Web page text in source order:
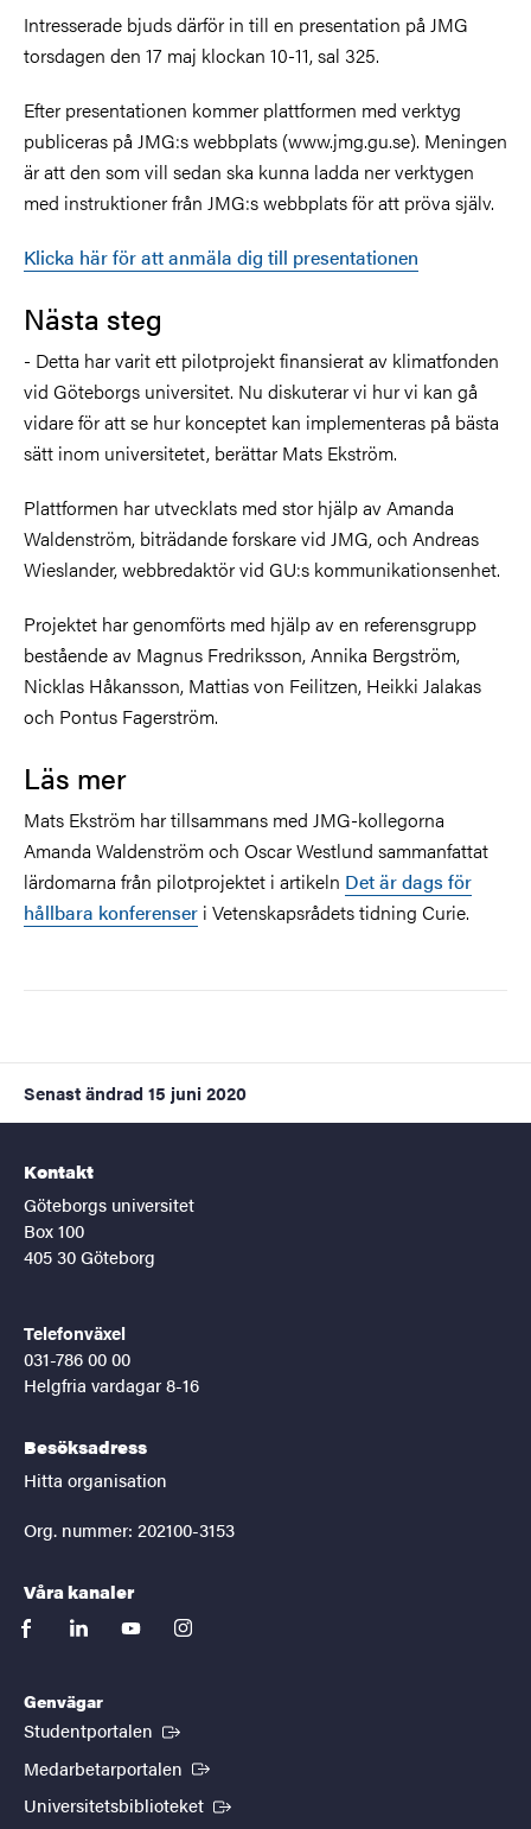
Intresserade bjuds därför in till en presentation på JMG
torsdagen den 17 maj klockan 10-11, sal 325.
Efter presentationen kommer plattformen med verktyg
publiceras på JMG:s webbplats (www.jmg.gu.se). Meningen
är att den som vill sedan ska kunna ladda ner verktygen
med instruktioner från JMG:s webbplats för att pröva själv.
Klicka här för att anmäla dig till presentationen
Nästa steg
- Detta har varit ett pilotprojekt finansierat av klimatfonden
vid Göteborgs universitet. Nu diskuterar vi hur vi kan gå
vidare för att se hur konceptet kan implementeras på bästa
sätt inom universitetet, berättar Mats Ekström.
Plattformen har utvecklats med stor hjälp av Amanda
Waldenström, biträdande forskare vid JMG, och Andreas
Wieslander, webbredaktör vid GU:s kommunikationsenhet.
Projektet har genomförts med hjälp av en referensgrupp
bestående av Magnus Fredriksson, Annika Bergström,
Nicklas Håkansson, Mattias von Feilitzen, Heikki Jalakas
och Pontus Fagerström.
Läs mer
Mats Ekström har tillsammans med JMG-kollegorna
Amanda Waldenström och Oscar Westlund sammanfattat
lärdomarna från pilotprojektet i artikeln Det är dags för
hållbara konferenser i Vetenskapsrådets tidning Curie.
Senast ändrad 15 juni 2020
Kontakt
Göteborgs universitet
Box 100
405 30 Göteborg
Telefonväxel
031-786 00 00
Helgfria vardagar 8-16
Besöksadress
Hitta organisation
Org. nummer: 202100-3153
Våra kanaler
facebooklinkedinyoutubeinstagram
Genvägar
Studentportalen (Extern länk)
Medarbetarportalen (Extern länk)
Universitetsbiblioteket (Extern länk)